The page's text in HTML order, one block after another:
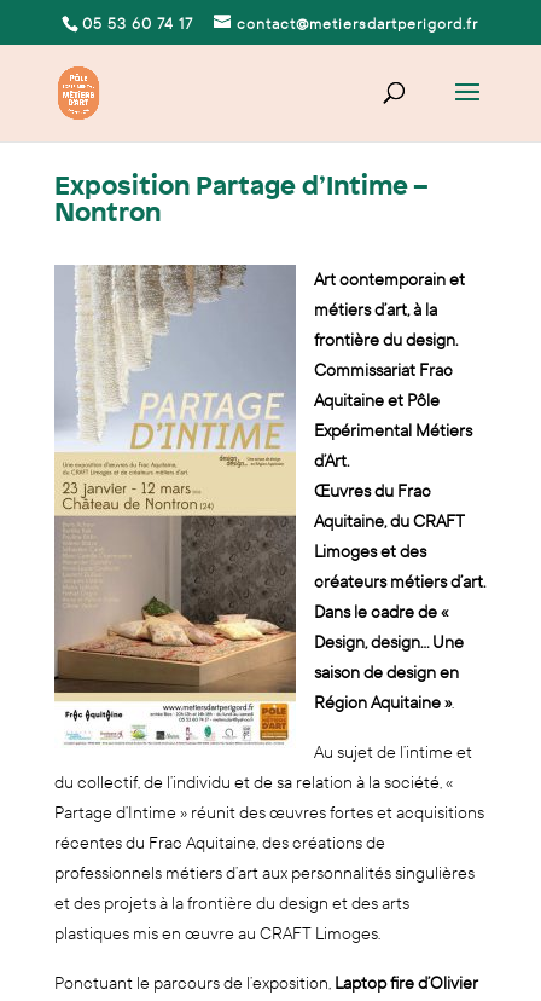
05 53 60 74 17 contact@metiersdartperigord.fr
Exposition Partage d’Intime –
Nontron
Art contemporain et
métiers d’art, à la
frontière du design.
Commissariat Frac
Aquitaine et Pôle
Expérimental Métiers
d’Art.
Œuvres du Frac
Aquitaine, du CRAFT
Limoges et des
créateurs métiers d’art.
Dans le cadre de «
Design, design… Une
saison de design en
Région Aquitaine ».
Au sujet de l’intime et
du collectif, de l’individu et de sa relation à la société, «
Partage d’Intime » réunit des œuvres fortes et acquisitions
récentes du Frac Aquitaine, des créations de
professionnels métiers d’art aux personnalités singulières
et des projets à la frontière du design et des arts
plastiques mis en œuvre au CRAFT Limoges.
Ponctuant le parcours de l’exposition, Laptop fire d’Olivier